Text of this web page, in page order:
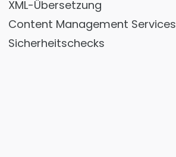
XML-Übersetzung
Content Management Services
Sicherheitschecks